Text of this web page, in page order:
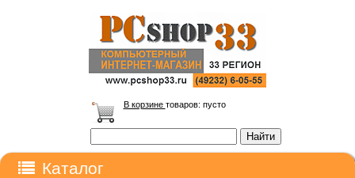
В корзине товаров: пусто
Каталог